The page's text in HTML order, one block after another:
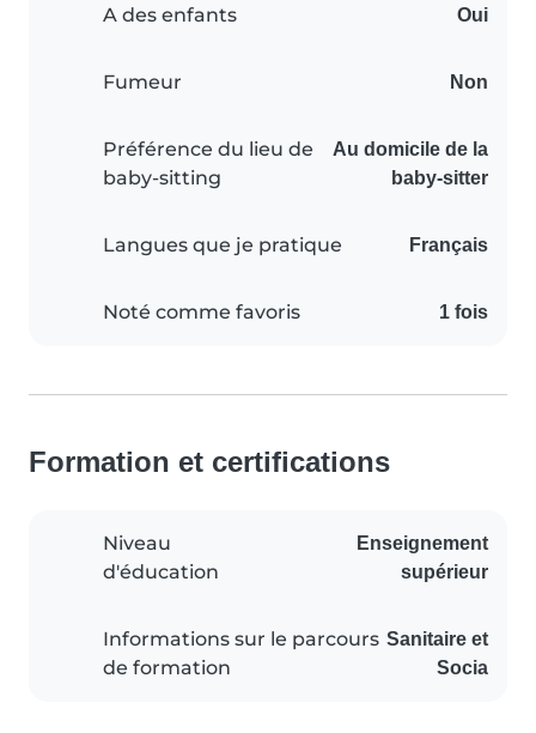
A des enfants Oui
Fumeur Non
Préférence du lieu de
baby-sitting
Au domicile de la
baby-sitter
Langues que je pratique Français
Noté comme favoris 1 fois
Formation et certifications
Niveau
d'éducation
Enseignement
supérieur
Informations sur le parcours
de formation
Sanitaire et
Socia